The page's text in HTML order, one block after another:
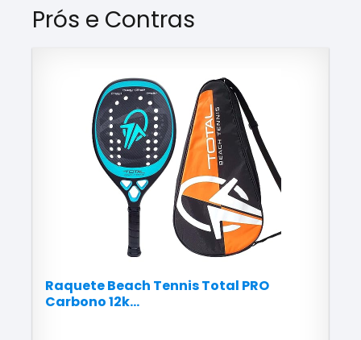
Prós e Contras
Raquete Beach Tennis Total PRO
Carbono 12k...